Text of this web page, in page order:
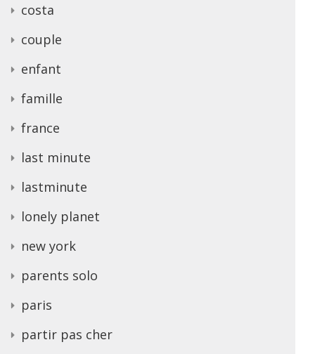
costa
couple
enfant
famille
france
last minute
lastminute
lonely planet
new york
parents solo
paris
partir pas cher